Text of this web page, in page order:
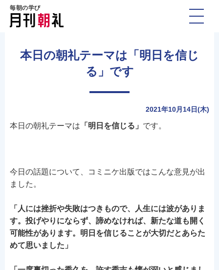
毎朝の学び
本日の朝礼テーマは「明日を信じ
る」です
2021年10月14日(木)
本日の朝礼テーマは 「明日を信じる」 です。
今日の話題について、コミニケ出版ではこんな意見が出
ました。
「人には挫折や失敗はつきもので、人生には波がありま
す。投げやりにならず、諦めなければ、新たな道も開く
可能性があります。明日を信じることが大切だとあらた
めて思いました」